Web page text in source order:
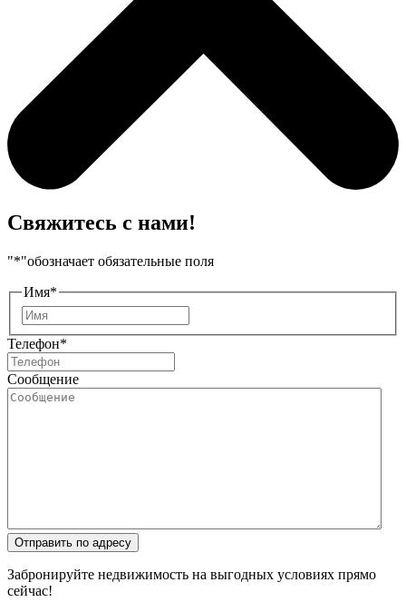
Свяжитесь с нами!
"*"обозначает обязательные поля
Имя*
Телефон*
Сообщение
Отправить по адресу
Забронируйте недвижимость на выгодных условиях прямо
сейчас!